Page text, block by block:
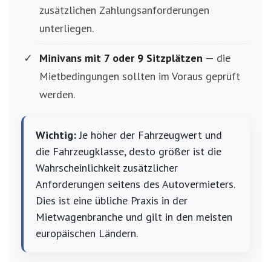
zusätzlichen Zahlungsanforderungen
unterliegen.
Minivans mit 7 oder 9 Sitzplätzen — die
Mietbedingungen sollten im Voraus geprüft
werden.
Wichtig:Je höher der Fahrzeugwert und
die Fahrzeugklasse, desto größer ist die
Wahrscheinlichkeit zusätzlicher
Anforderungen seitens des Autovermieters.
Dies ist eine übliche Praxis in der
Mietwagenbranche und gilt in den meisten
europäischen Ländern.